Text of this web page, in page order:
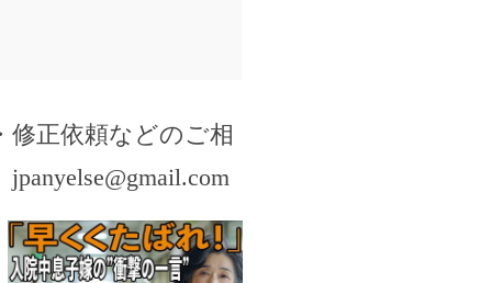
修正依頼などのご相
jpanyelse@gmail.com